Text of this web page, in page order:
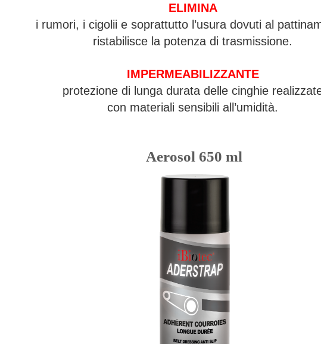
ELIMINA
i rumori, i cigolii e soprattutto l’usura dovuti al
ristabilisce la potenza di trasmissione.
IMPERMEABILIZZANTE
protezione di lunga durata delle cinghie
con materiali sensibili all’umidità.
Aerosol 650 ml